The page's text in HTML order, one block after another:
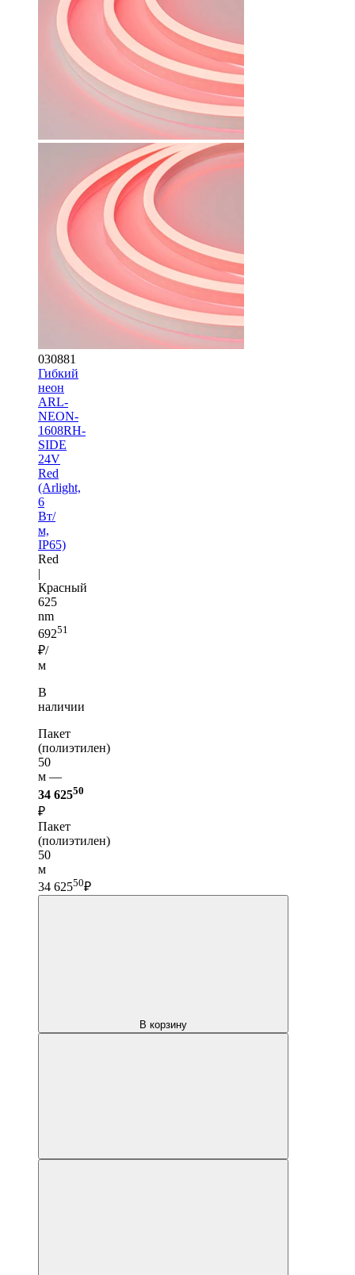
030881
Гибкий
неон
ARL-
NEON-
1608RH-
SIDE
24V
Red
(Arlight,
6
Вт/
м,
IP65)
Red
|
Красный
625
nm
69251
₽/
м
В
наличии
Пакет
(полиэтилен)
50
м —
34 62550
₽
Пакет
(полиэтилен)
50
м
34 62550₽
В корзину